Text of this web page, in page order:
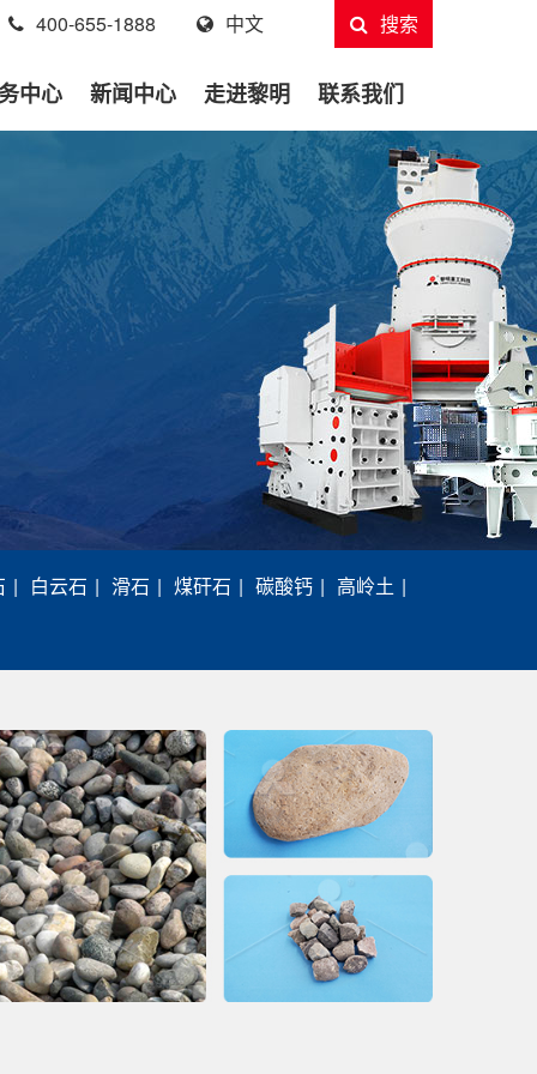
400-655-1888 中文 搜索
中心 新闻中心 走进黎明 联系我们
| 白云石 | 滑石 | 煤矸石 | 碳酸钙 | 高岭土 |